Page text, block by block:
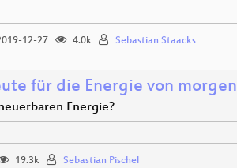
12-27 4.0k Sebastian Staacks
für die Energie von morgen
Energie?
19.3k Sebastian Pischel